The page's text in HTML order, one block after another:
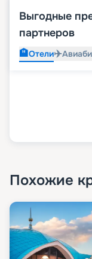
Выгодные
партнеров
🏨Отели✈️
Похожие